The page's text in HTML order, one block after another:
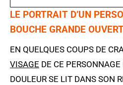
LE PORTRAIT D’UN
BOUCHE GRANDE
EN QUELQUES COUPS DE
VISAGE DE CE
DOULEUR SE LIT DANS SON